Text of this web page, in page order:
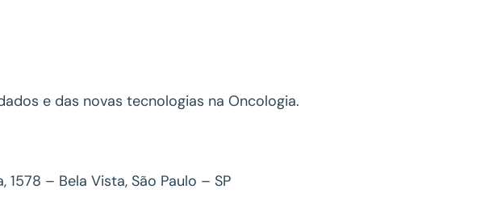
e das novas tecnologias na Oncologia.
– Bela Vista, São Paulo – SP